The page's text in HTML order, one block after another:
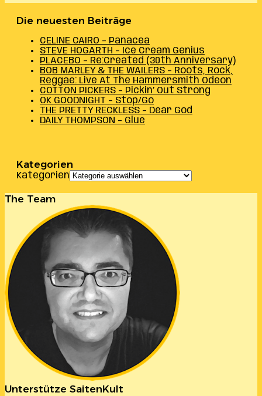
Die neuesten Beiträge
CELINE CAIRO – Panacea
STEVE HOGARTH – Ice Cream Genius
PLACEBO – Re:Created (30th Anniversary)
BOB MARLEY & THE WAILERS – Roots, Rock,
Reggae: Live At The Hammersmith Odeon
COTTON PICKERS – Pickin’ Out Strong
OK GOODNIGHT – Stop/Go
THE PRETTY RECKLESS – Dear God
DAILY THOMPSON – Glue
Kategorien
Kategorien
The Team
Unterstütze SaitenKult